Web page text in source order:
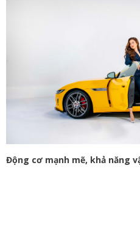
Động cơ mạnh mẽ, khả năng